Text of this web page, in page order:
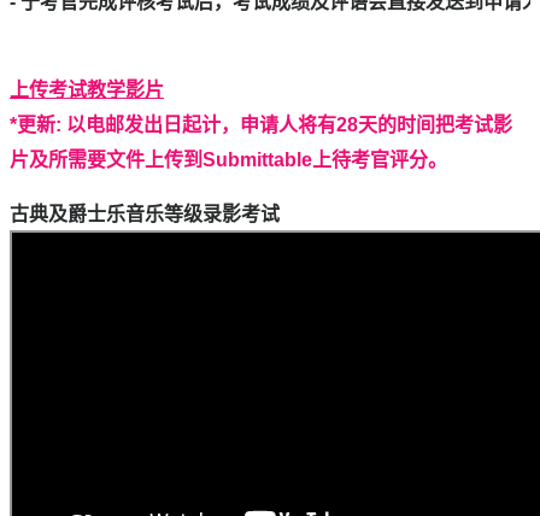
上传考试教学影片
*更新: 以电邮发出日起计， 申请人将有28天的时间把考试影
片及所需要文件上传到Submittable上待考官评分。
古典及爵士乐音乐等级录影考试